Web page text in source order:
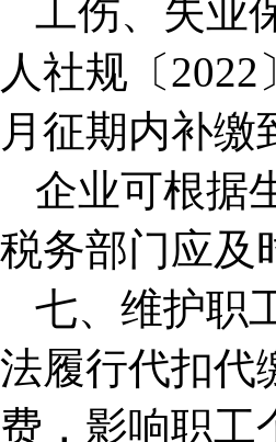
工伤、失业
人社规〔
月征期内补缴
企业可根据
税务部门应及
七、维护职
法履行代扣代
费，影响职工